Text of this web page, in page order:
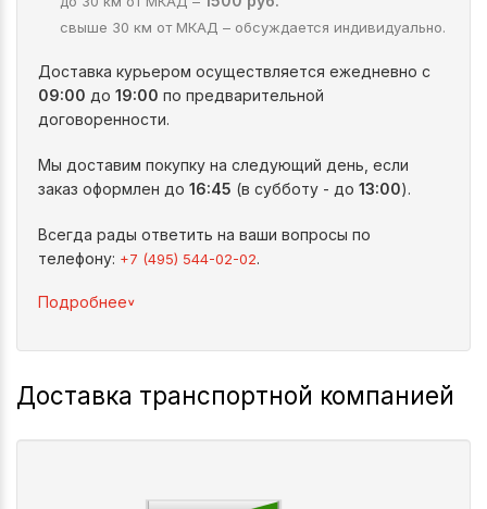
свыше 30 км от МКАД – обсуждается индивидуально.
Доставка курьером осуществляется ежедневно с
09:00 до 19:00 по предварительной
договоренности.
Мы доставим покупку на следующий день, если
заказ оформлен до 16:45 (в субботу - до 13:00).
Всегда рады ответить на ваши вопросы по
телефону: +7 (495) 544-02-02.
Подробнее^
Доставка транспортной компанией